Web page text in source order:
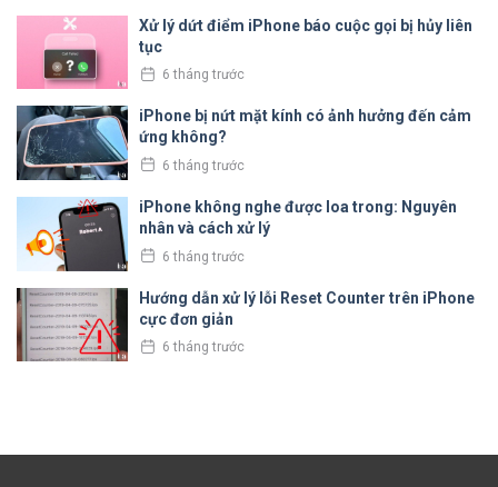
Xử lý dứt điểm iPhone báo cuộc gọi bị hủy liên
tục
6 tháng trước
iPhone bị nứt mặt kính có ảnh hưởng đến cảm
ứng không?
6 tháng trước
iPhone không nghe được loa trong: Nguyên
nhân và cách xử lý
6 tháng trước
Hướng dẫn xử lý lỗi Reset Counter trên iPhone
cực đơn giản
6 tháng trước